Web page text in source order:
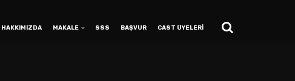
HAKKIMIZDA MAKALE SSS BAŞVUR CAST ÜYELERİ